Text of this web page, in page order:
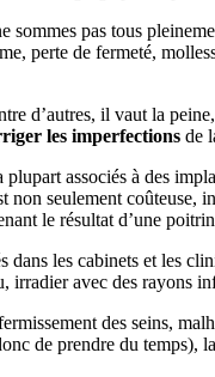
sommes pas tous
perte de fermeté,
d’autres, il vaut la
les imperfections de
associés à des
seulement coûteuse,
le résultat d’une
dans les cabinets et les
irradier avec des rayons
des seins,
de prendre du temps),